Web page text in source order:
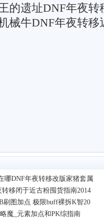
遗址DNF年夜转
牛DNF年夜转移
哪DNF年夜转移改版家猪套属
移闭于近古粉囤货指南2014
刷图加点 极限buff裸拆K智20
魔_元素加点和PK综指南